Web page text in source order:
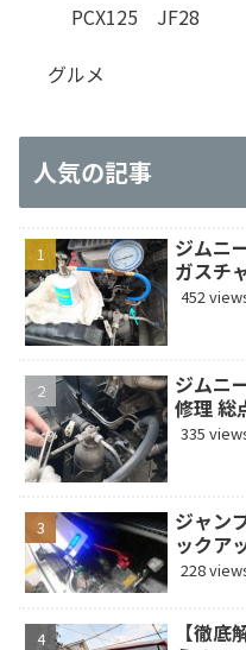
PCX125 JF28
グルメ
人気の記事
ジムニ
ガスチ
452
ジムニ
修理 総
335
ジャン
ックア
228
【徹